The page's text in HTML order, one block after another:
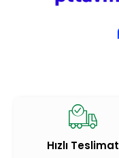
Hızlı Teslimat